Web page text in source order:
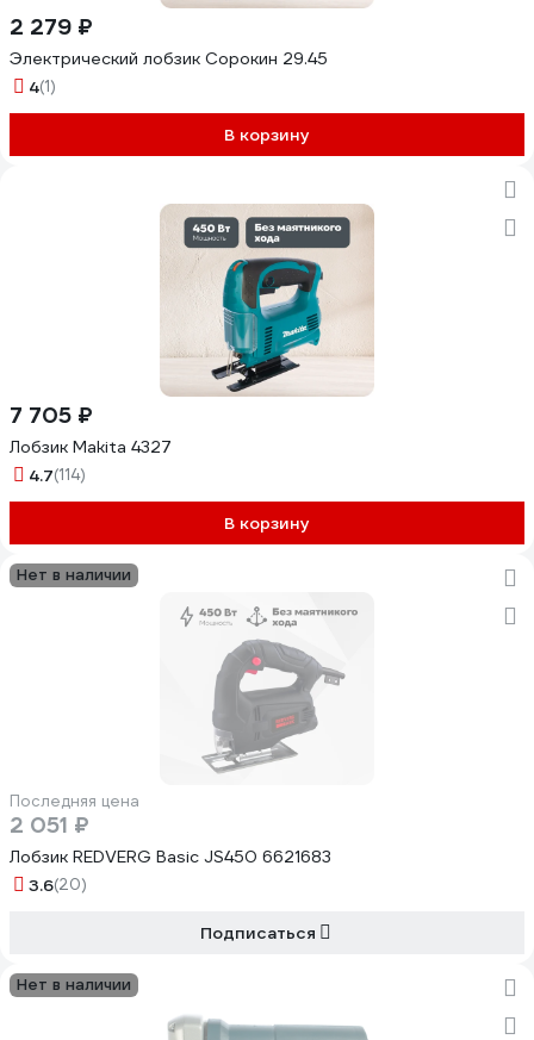
2 279 ₽
Электрический лобзик Сорокин 29.45
4(1)
В корзину
7 705 ₽
Лобзик Makita 4327
4.7(114)
В корзину
Нет в наличии
Последняя цена
2 051 ₽
Лобзик REDVERG Basic JS450 6621683
3.6(20)
Подписаться
Нет в наличии